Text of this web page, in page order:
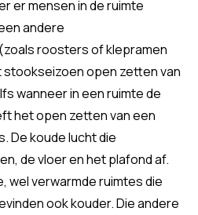
er mensen in de ruimte
andere
roosters of klepramen
stookseizoen open zetten van
wanneer in een ruimte de
het open zetten van een
De koude lucht die
de vloer en het plafond af.
wel verwarmde ruimtes die
ook kouder. Die andere